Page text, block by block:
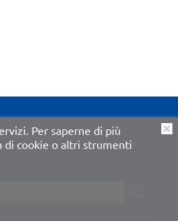
Per saperne di più
di cookie o altri strumenti